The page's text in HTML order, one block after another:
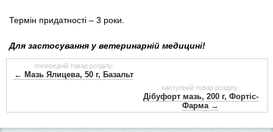
Термін придатності – 3 роки.
Для застосування у ветеринарній медицині!
попередній товар розділу:
← Мазь Ялицева, 50 г, Базальт
наступний товар розділу:
Дібуфорт мазь, 200 г, Фортіс-
Фарма →